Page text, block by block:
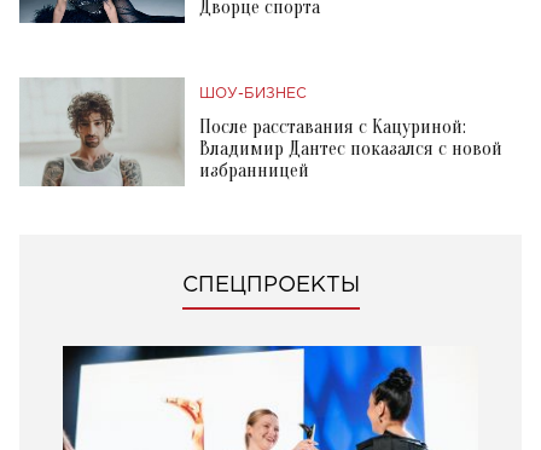
Дворце спорта
ШОУ-БИЗНЕС
После расставания с Кацуриной:
Владимир Дантес показался с новой
избранницей
СПЕЦПРОЕКТЫ